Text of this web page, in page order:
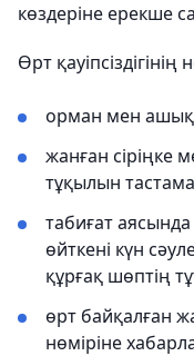
көздеріне ерекше
Өрт қауіпсіздігінің
орман мен ашық
жанған сіріңке
тұқылын
табиғат
өйткені күн
құрғақ шөптің
өрт байқалған
нөміріне